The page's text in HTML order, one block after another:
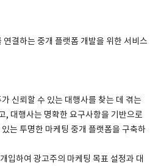
결하는 중개 플랫폼 개발을 위한 서비스
신뢰할 수 있는 대행사를 찾는 데 겪는
, 대행사는 명확한 요구사항을 기반으로
는 투명한 마케팅 중개 플랫폼을 구축하
입하여 광고주의 마케팅 목표 설정과 대